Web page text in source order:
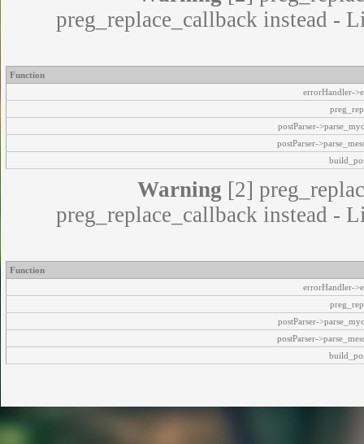
preg_replace_callback instead -
Function
errorHandler-
postParser-
postParser-
Warning [2]
preg_replace_callback instead -
Function
errorHandler-
postParser-
postParser-